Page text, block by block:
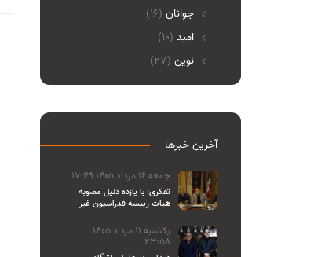
جوانان (16)
امید (10)
نوین (27)
آخرین خبرها
جمعه 16 مرداد 1405 17:49
تفکری: با یازده دلیل مصوبه
هیات رییسه فدراسیون غیر
یکشنبه 11 مرداد 1405
23:58